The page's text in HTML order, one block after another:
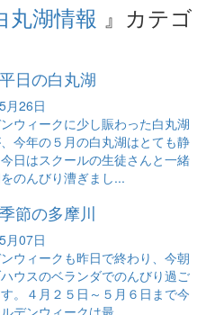
丸湖情報 』カテゴ
日の白丸湖
月26日
ウィークに少し賑わった白丸湖
今年の５月の白丸湖はとても静
日はスクールの生徒さんと一緒
のんびり漕ぎまし...
節の多摩川
月07日
ウィークも昨日で終わり、今朝
ウスのベランダでのんびり過ご
。４月２５日～５月６日まで今